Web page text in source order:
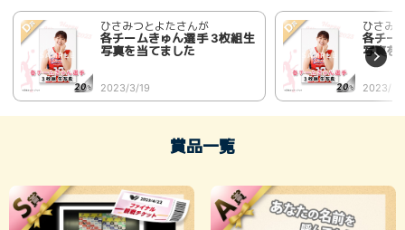
ひさみつとよたさんが
各チームきゅん選手 3枚組生
写真を当てました
2023/3/19
ひさみ
各チー
写真を
2023/3/
賞品一覧